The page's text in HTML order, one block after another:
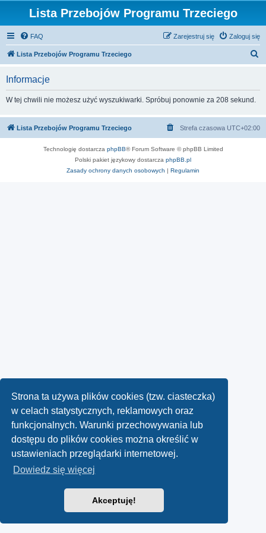
Strona ta używa plików cookies (tzw. ciasteczka)
w celach statystycznych, reklamowych oraz
funkcjonalnych. Warunki przechowywania lub
dostępu do plików cookies można określić w
ustawieniach przeglądarki internetowej.
Dowiedz się więcej
Akceptuję!
Lista Przebojów Programu Trzeciego
FAQ Zaloguj się
Zarejestruj się
Lista Przebojów Programu Trzeciego
j
Informacje
W tej chwili nie możesz użyć wyszukiwarki. Spróbuj ponownie za 208 sekund.
Lista Przebojów Programu Trzeciego Strefa czasowa UTC+02:00
Technologię dostarcza phpBB® Forum Software © phpBB Limited
Polski pakiet językowy dostarcza phpBB.pl
Zasady ochrony danych osobowych | Regulamin